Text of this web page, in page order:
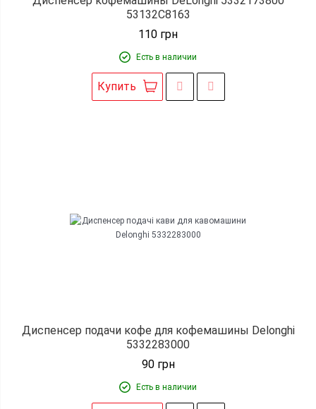
53132C8163
110 грн
Есть в наличии
Купить
Диспенсер подачи кофе для кофемашины Delonghi
5332283000
90грн
Есть в наличии